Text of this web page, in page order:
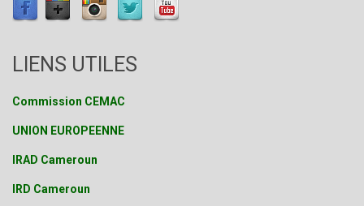
LIENS UTILES
Commission CEMAC
UNION EUROPEENNE
IRAD Cameroun
IRD Cameroun